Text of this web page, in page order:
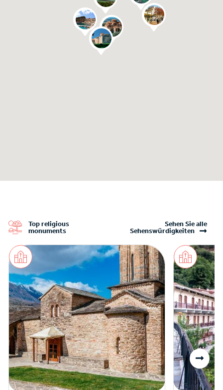
Top religious
monuments
Sehen Sie alle
Sehenswürdigkeiten